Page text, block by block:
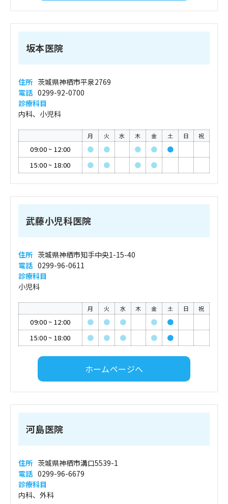
坂本医院
住所 茨城県神栖市平泉2769
電話 0299-92-0700
診療科目
内科、小児科
月 火 水 木 金 土 日 祝
09:00~ 12:00 ● ● ● ●
●
15:00~ 18:00 ● ● ● ●
武藤小児科医院
住所 茨城県神栖市知手中央1-15-40
電話 0299-96-0611
診療科目
小児科
月 火 水 木 金 土 日 祝
09:00~ 12:00 ● ● ● ●
●
15:00~ 18:00 ● ● ● ● ●
ホームページへ
河島医院
住所 茨城県神栖市溝口5539-1
電話 0299-96-6679
診療科目
内科、外科